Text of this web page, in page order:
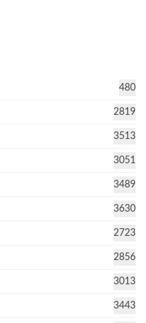
480
2819
3513
3051
3489
3630
2723
2856
3013
3443